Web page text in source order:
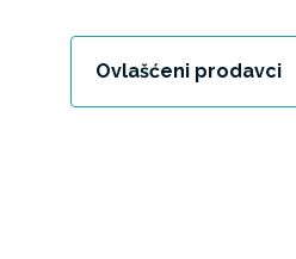
Ovlašćeni prodavci